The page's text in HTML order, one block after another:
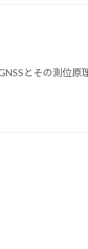
とその測位原